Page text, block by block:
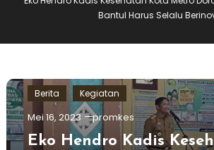
Bantul Harus Selalu
Berita Kegiatan
Mei 16, 2023 promkes
Eko Hendro Kadis